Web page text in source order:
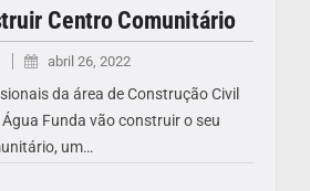
Centro Comunitário
abril 26, 2022
da área de Construção Civil
Funda vão construir o seu
um…